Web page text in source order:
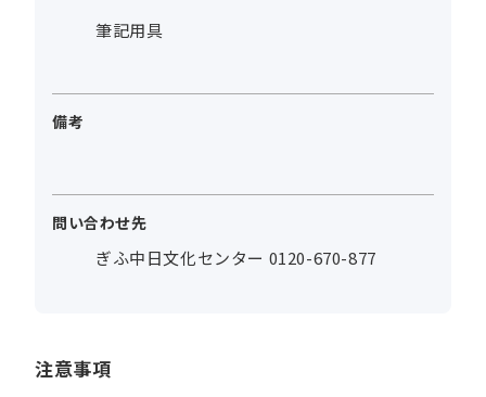
筆記用具
備考
問い合わせ先
ぎふ中日文化センター 0120-670-877
注意事項